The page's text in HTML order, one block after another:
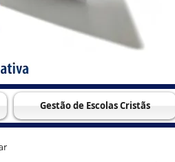
Gestão de Escolas Cristãs